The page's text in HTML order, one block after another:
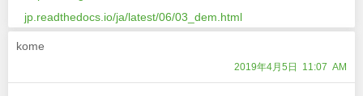
jp.readthedocs.io/ja/latest/06/03_dem.html
kome
2019年4月5日 11:07 AM